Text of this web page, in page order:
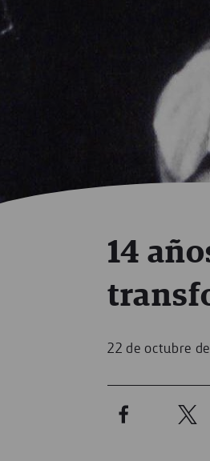
14
22 de octubre